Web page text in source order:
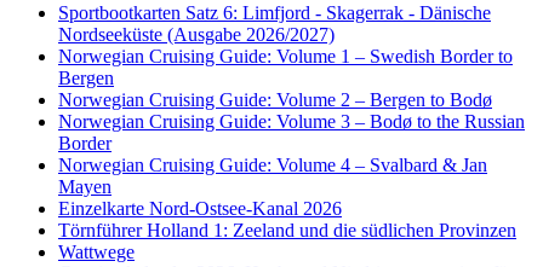
Sportbootkarten Satz 6: Limfjord - Skagerrak - Dänische
Nordseeküste (Ausgabe 2026/2027)
Norwegian Cruising Guide: Volume 1 – Swedish Border to
Bergen
Norwegian Cruising Guide: Volume 2 – Bergen to Bodø
Norwegian Cruising Guide: Volume 3 – Bodø to the Russian
Border
Norwegian Cruising Guide: Volume 4 – Svalbard & Jan
Mayen
Einzelkarte Nord-Ostsee-Kanal 2026
Törnführer Holland 1: Zeeland und die südlichen Provinzen
Wattwege